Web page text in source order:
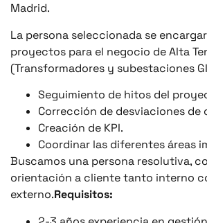
Madrid.
La persona seleccionada se
proyectos para el negocio de Alta
(Transformadores y subestaciones
Seguimiento de hitos del
Corrección de desviaciones de
Creación de KPI.
Coordinar las diferentes áreas
Buscamos una persona resolutiva,
orientación a cliente tanto interno
externo.Requisitos: